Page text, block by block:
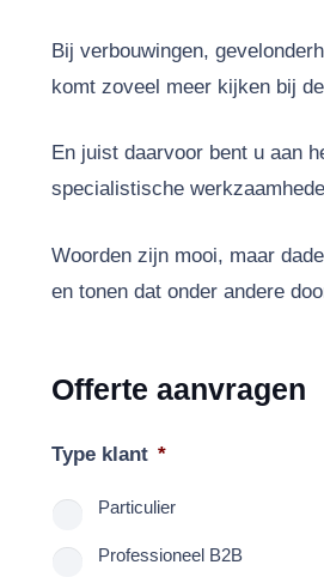
Bij verbouwingen,
komt zoveel meer kijken bij
En juist daarvoor bent u aan
specialistische
Woorden zijn mooi, maar
en tonen dat onder andere
Offerte aanvragen
Type klant *
Particulier
Professioneel B2B